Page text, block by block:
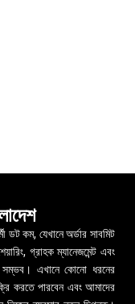
ডট কম, যেখানে অর্ডার সাবমিট
গ্রাহক ম্যানেজমেন্ট এবং
সম্ভব। এখানে কোনো ধরনের
করতে পারবেন এবং আমাদের